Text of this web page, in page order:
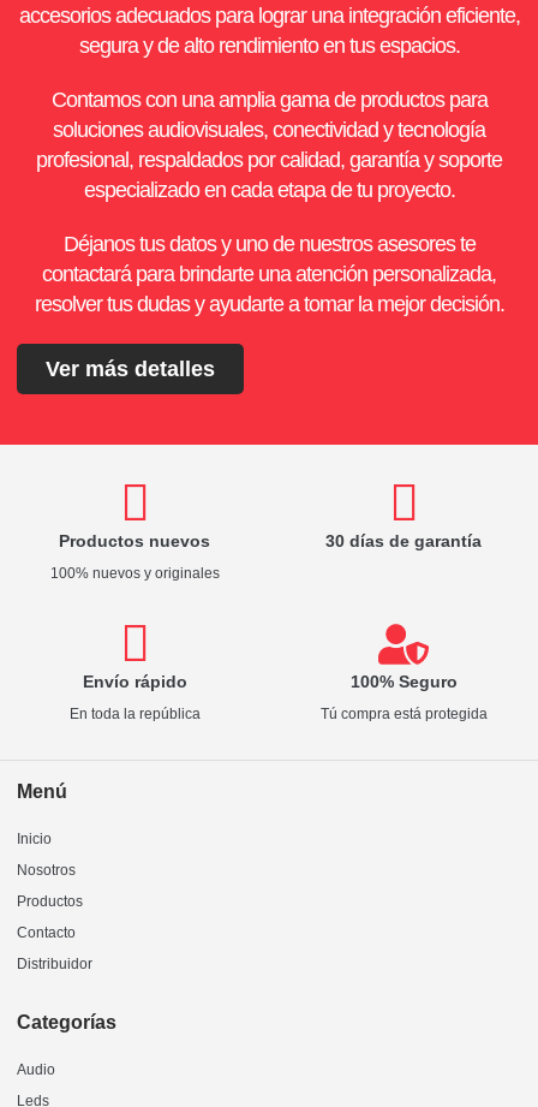
accesorios adecuados para lograr una integración eficiente,
segura y de alto rendimiento en tus espacios.
Contamos con una amplia gama de productos para
soluciones audiovisuales, conectividad y tecnología
profesional, respaldados por calidad, garantía y soporte
especializado en cada etapa de tu proyecto.
Déjanos tus datos y uno de nuestros asesores te
contactará para brindarte una atención personalizada,
resolver tus dudas y ayudarte a tomar la mejor decisión.
Ver más detalles
Productos nuevos
100% nuevos y originales
30 días de garantía
Envío rápido
En toda la república
100% Seguro
Tú compra está protegida
Menú
Inicio
Nosotros
Productos
Contacto
Distribuidor
Categorías
Audio
Leds